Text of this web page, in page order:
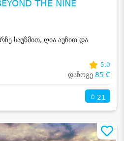
THE NINE
საუზმით, ღია აუზით და
5.0
დაზოგე 85 ₾
21